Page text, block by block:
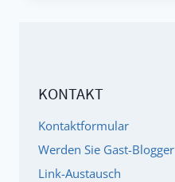
ADHS
KONTAKT
Kontaktformular
Werden Sie Gast-Blogger
Link-Austausch